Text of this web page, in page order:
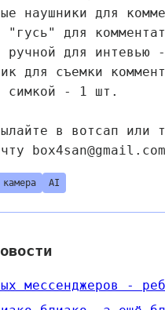
наушники для
"гусь" для
ручной для интевью
для съемки
симкой - 1 шт.
в вотсап или
box4san@gmail.com
камера AI
мессенджеров -